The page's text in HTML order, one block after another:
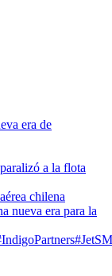
era de
a la flota
chilena
nueva era para la